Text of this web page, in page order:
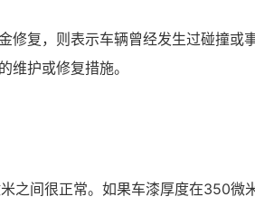
复，则表示车辆曾经发生过碰撞或
护或修复措施。
之间很正常。如果车漆厚度在350微